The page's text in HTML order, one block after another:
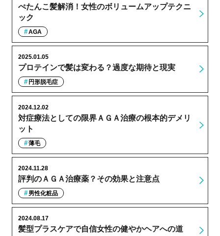
ぺたんこ髪解消！女性のボリュームアップテクニ
ック
AGA
プロテインで髪は変わる？過度な期待と現実
2025.01.05
円形脱毛症
対症療法としての限界ＡＧＡ治療の根本的デメリ
ット
2024.12.02
薄毛
評判のＡＧＡ治療薬？その効果と注意点
2024.11.28
男性化粧品
髪型プラスケアで自信女性の健やかヘアへの道
2024.08.17